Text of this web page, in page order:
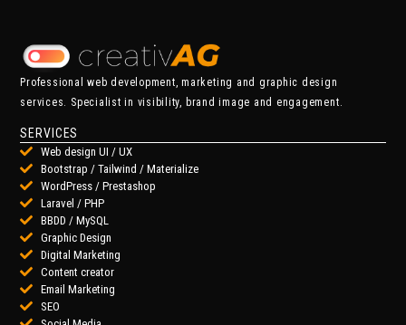
Professional web development, marketing and graphic design
services. Specialist in visibility, brand image and engagement.
SERVICES
Web design UI / UX
Bootstrap / Tailwind / Materialize
WordPress / Prestashop
Laravel / PHP
BBDD / MySQL
Graphic Design
Digital Marketing
Content creator
Email Marketing
SEO